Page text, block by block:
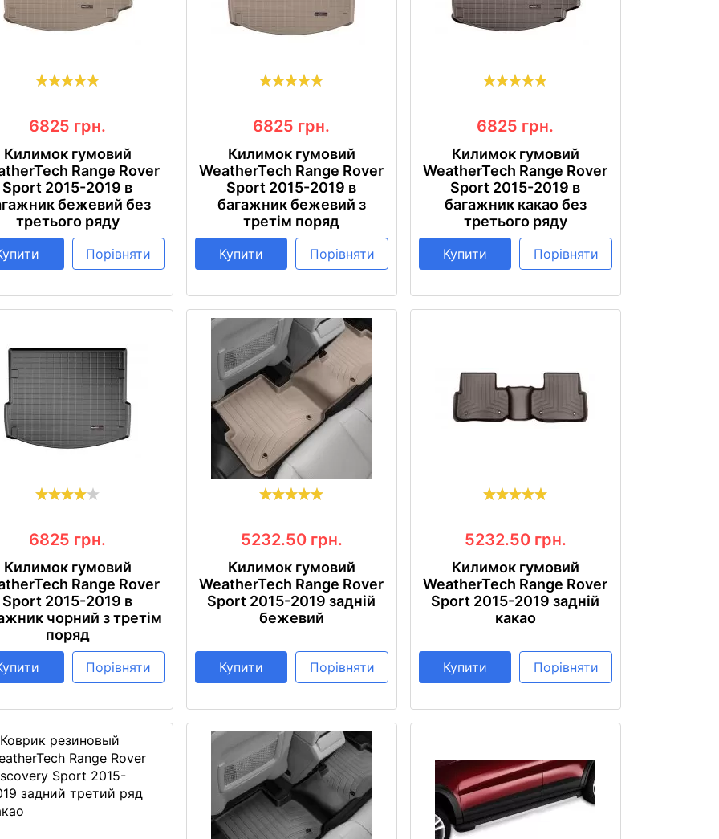
6825 грн.
Килимок гумовий
Range Rover
Sport 2015-2019 в
бежевий без
третього ряду
Порівняти
6825 грн.
Килимок гумовий
WeatherTech Range Rover
Sport 2015-2019 в
багажник бежевий з
третім поряд
Купити Порівняти
6825 грн.
Килимок гумовий
WeatherTech Range Rover
Sport 2015-2019 в
багажник какао без
третього ряду
Купити Порівняти
6825 грн.
Килимок гумовий
Range Rover
Sport 2015-2019 в
чорний з третім
поряд
Порівняти
5232.50 грн.
Килимок гумовий
WeatherTech Range Rover
Sport 2015-2019 задній
бежевий
Купити Порівняти
5232.50 грн.
Килимок гумовий
WeatherTech Range Rover
Sport 2015-2019 задній
какао
Купити Порівняти